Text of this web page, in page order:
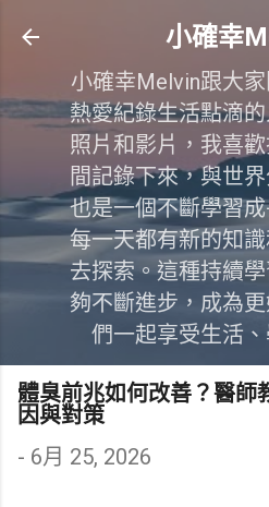
跳到主
小確幸
小確幸Melvin跟大
熱愛紀錄生活點滴
照片和影片，我喜
間記錄下來，與世
也是一個不斷學習
每一天都有新的知
去探索。這種持續
夠不斷進步，成為
們一起享受生活、
體臭前兆如何改善？醫師
因與對策
- 6月 25, 2026